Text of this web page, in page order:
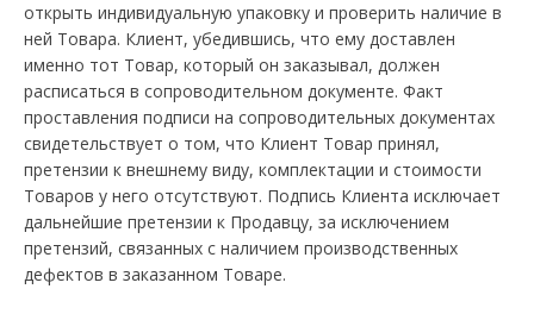
открыть индивидуальную упаковку и проверить наличие в
ней Товара. Клиент, убедившись, что ему доставлен
именно тот Товар, который он заказывал, должен
расписаться в сопроводительном документе. Факт
проставления подписи на сопроводительных документах
свидетельствует о том, что Клиент Товар принял,
претензии к внешнему виду, комплектации и стоимости
Товаров у него отсутствуют. Подпись Клиента исключает
дальнейшие претензии к Продавцу, за исключением
претензий, связанных с наличием производственных
дефектов в заказанном Товаре.